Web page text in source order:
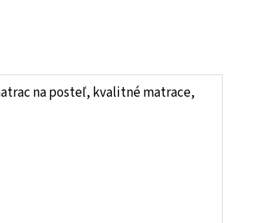
na posteľ, kvalitné matrace,